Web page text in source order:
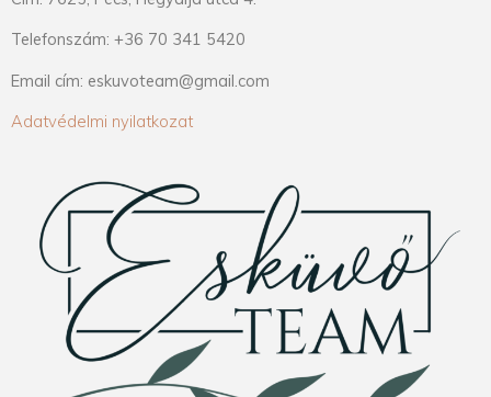
Telefonszám: +36 70 341 5420
Email cím: eskuvoteam@gmail.com
Adatvédelmi nyilatkozat